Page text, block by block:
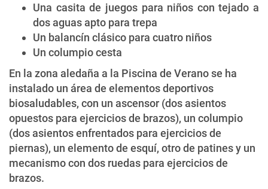
Una casita de juegos para niños con tejado a
dos aguas apto para trepa
Un balancín clásico para cuatro niños
Un columpio cesta
En la zona aledaña a la Piscina de Verano se ha
instalado un área de elementos deportivos
biosaludables, con un ascensor (dos asientos
opuestos para ejercicios de brazos), un columpio
(dos asientos enfrentados para ejercicios de
piernas), un elemento de esquí, otro de patines y un
mecanismo con dos ruedas para ejercicios de
brazos.